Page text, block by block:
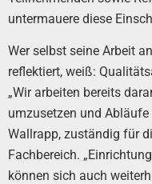
untermauere diese
Wer selbst seine Arbeit
reflektiert, weiß:
„Wir arbeiten bereits
umzusetzen und
Wallrapp, zuständig für
Fachbereich.
können sich auch